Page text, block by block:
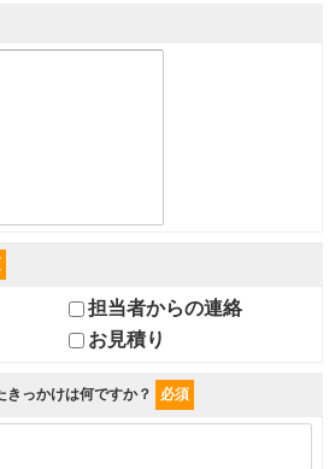
担当者からの連絡
お見積り
きっかけは何ですか？ 必須